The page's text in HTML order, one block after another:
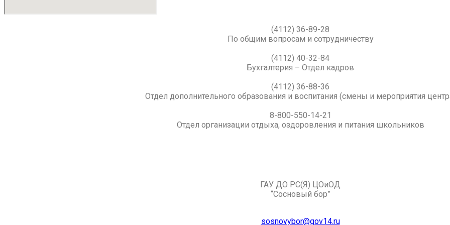
(4112) 36-89-28
По общим вопросам и сотрудничеству
(4112) 40-32-84
Бухгалтерия – Отдел кадров
(4112) 36-88-36
Отдел дополнительного образования и воспитания (смены и мероприятия
8-800-550-14-21
Отдел организации отдыха, оздоровления и питания школьников
ГАУ ДО РС(Я) ЦОиОД
“Сосновый бор”
sosnovybor@gov14.ru